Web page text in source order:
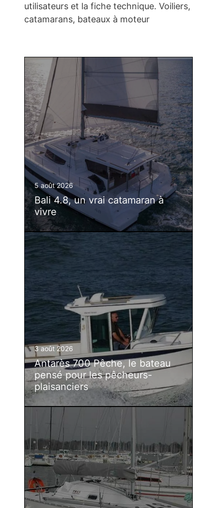
utilisateurs et la fiche technique. Voiliers,
catamarans, bateaux à moteur
5 août 2026
Bali 4.8, un vrai catamaran à
vivre
3 août 2026
Antarès 700 Pêche, le bateau
pensé pour les pêcheurs-
plaisanciers